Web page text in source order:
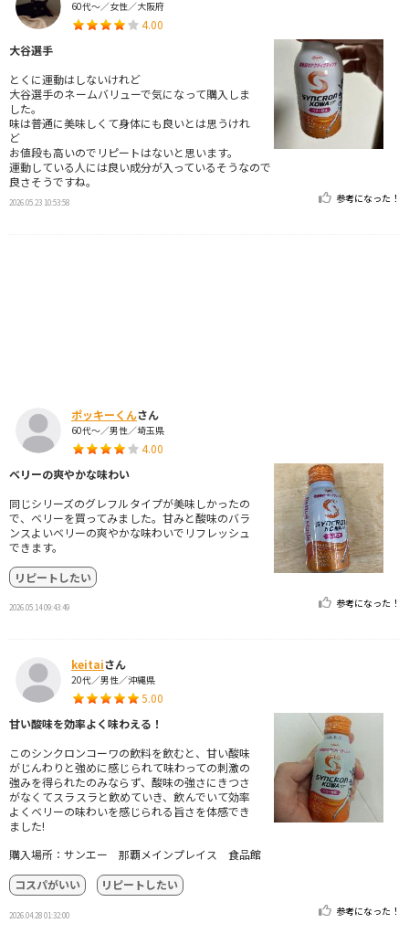
60代～／女性／大阪府
4.00
大谷選手
とくに運動はしないけれど
大谷選手のネームバリューで気になって購入しま
した。
味は普通に美味しくて身体にも良いとは思うけれ
ど
お値段も高いのでリピートはないと思います。
運動している人には良い成分が入っているそうなので
良さそうですね。
2026.05.23 10:53:58 参考になった！
ポッキーくんさん
60代～／男性／埼玉県
4.00
ベリーの爽やかな味わい
同じシリーズのグレフルタイプが美味しかったの
で、ベリーを買ってみました。甘みと酸味のバラ
ンスよいベリーの爽やかな味わいでリフレッシュ
できます。
リピートしたい
2026.05.14 09:43:49 参考になった！
keitaiさん
20代／男性／沖縄県
5.00
甘い酸味を効率よく味わえる！
このシンクロンコーワの飲料を飲むと、甘い酸味
がじんわりと強めに感じられて味わっての刺激の
強みを得られたのみならず、酸味の強さにきつさ
がなくてスラスラと飲めていき、飲んでいて効率
よくベリーの味わいを感じられる旨さを体感でき
ました!
購入場所：サンエー 那覇メインプレイス 食品館
コスパがいい
リピートしたい
2026.04.28 01:32:00 参考になった！